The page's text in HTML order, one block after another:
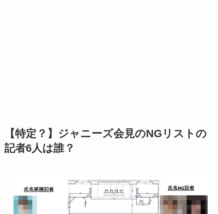
【特定？】ジャニーズ会見のNGリストの
記者6人は誰？